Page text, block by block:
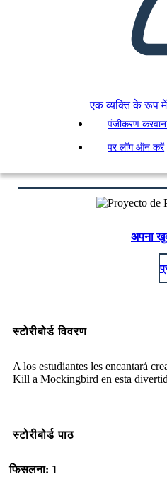
एक व्यक्ति के रूप
पंजीकरण
पर लॉग ऑन करें
अपना
स्टोरीबोर्ड विवरण
A los estudiantes les encantará
Kill a Mockingbird en esta
स्टोरीबोर्ड पाठ
फिसलना: 1